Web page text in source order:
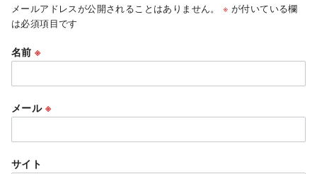
メールアドレスが公開されることはありません。 ※ が付いている欄
は必須項目です
名前※
メール ※
サイト